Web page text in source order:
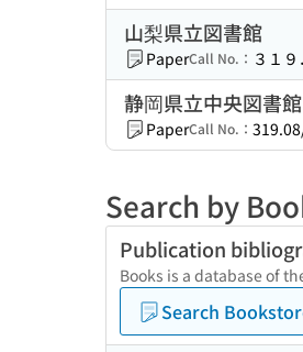
山梨県立図書館
PaperCall No.： ３１
静岡県立中央図書館
PaperCall No.：
Search by
Publication
Books is a database of
Search